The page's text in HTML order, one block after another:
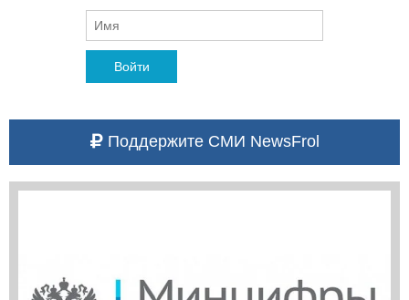
Войти
Поддержите СМИ NewsFrol